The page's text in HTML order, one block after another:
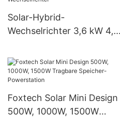
Solar-Hybrid-
Wechselrichter 3,6 kW 4,2
Wechselrichter 150 A
MPPT netzunabhängiger
Solar-Wechselrichter
Foxtech Solar Mini Design
500W, 1000W, 1500W